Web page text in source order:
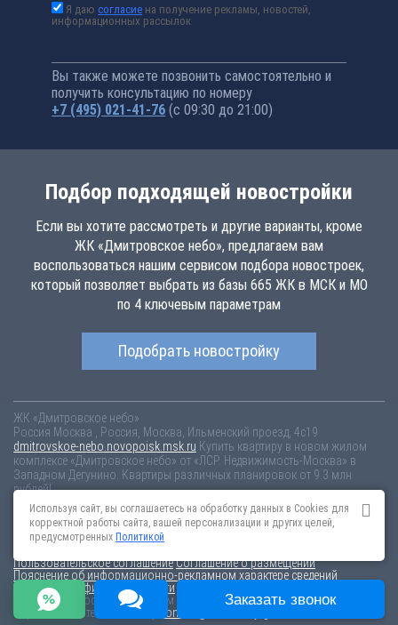
Я даюсогласие на получение рекламы, новостей,
информационных рассылок
Вы также можете позвонить самостоятельно и
получить консультацию по номеру
+7 (495) 021-41-76 (с 09:30 до 21:00)
Подбор подходящей новостройки
Если вы хотите рассмотреть и другие варианты, кроме
ЖК «Дмитровское небо», предлагаем вам
воспользоваться нашим сервисом подбора новостроек,
который позволяет выбрать из базы 665 ЖК в МСК и МО
по 4 ключевым параметрам
Подобрать новостройку
ЖК «Дмитровское небо»
Россия Москва
, Россия, Москва, Ильменский проезд, 4с19
dmitrovskoe-nebo.novopoisk.msk.ru Купить квартиру в новом жилом
комплексе «Дмитровское небо» от «ЛСР. Недвижимость-Москва» в
Западном Дегунино. Квартиры различных планировок от 9.3 млн
рублей!
Новостройки Санкт-ПетербургаНовостройки Москвы
Информация на сайте взята из открытых источников, не является
Пользовательское соглашениеСоглашение о размещении
Пояснение об информационно-рекламном характере сведений
Политика конфиденциальности
По всем вопросам, связанным с актуальностью информации на
портале, пишите на эл.почту
content@novostroy-gid.ru
Используя сайт, вы соглашаетесь на обработку данных в Cookies для
корректной работы сайта, вашей персонализации и других целей,
предусмотренных Политикой
Заказать звонок